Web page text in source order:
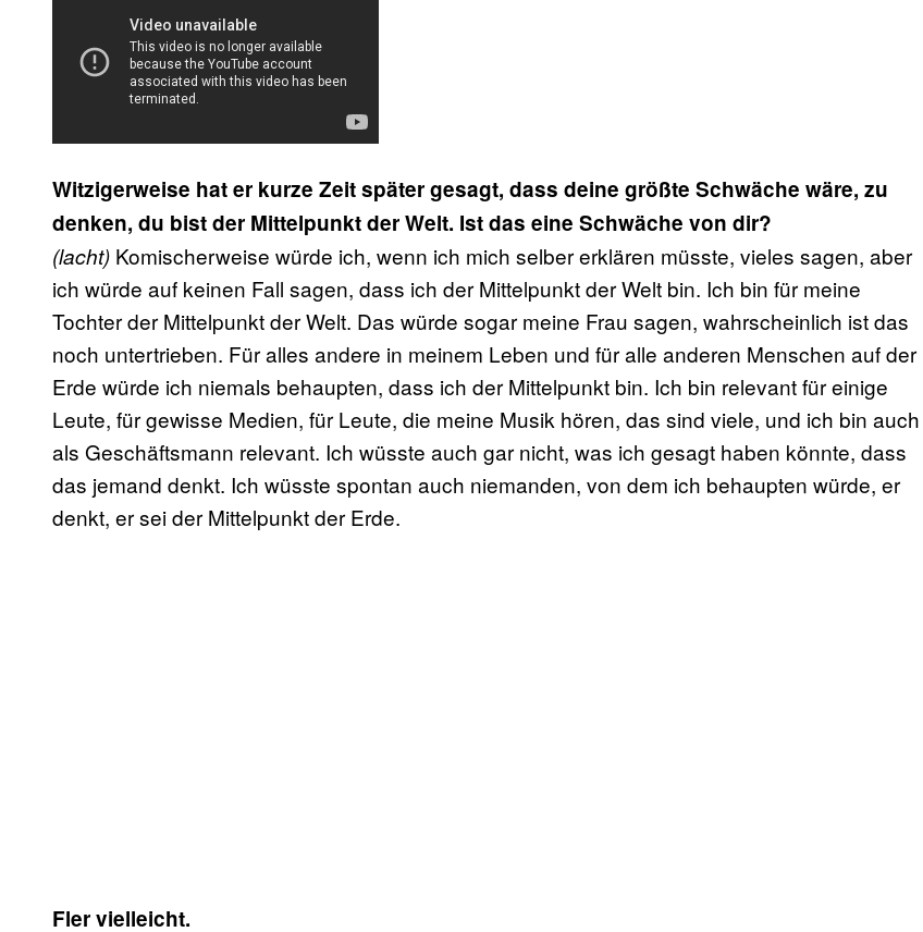
Witzigerweise hat er kurze Zeit später gesagt, dass deine größte Schwäche wäre, zu
denken, du bist der Mittelpunkt der Welt. Ist das eine Schwäche von dir?
(lacht) Komischerweise würde ich, wenn ich mich selber erklären müsste, vieles sagen, aber
ich würde auf keinen Fall sagen, dass ich der Mittelpunkt der Welt bin. Ich bin für meine
Tochter der Mittelpunkt der Welt. Das würde sogar meine Frau sagen, wahrscheinlich ist das
noch untertrieben. Für alles andere in meinem Leben und für alle anderen Menschen auf der
Erde würde ich niemals behaupten, dass ich der Mittelpunkt bin. Ich bin relevant für einige
Leute, für gewisse Medien, für Leute, die meine Musik hören, das sind viele, und ich bin auch
als Geschäftsmann relevant. Ich wüsste auch gar nicht, was ich gesagt haben könnte, dass
das jemand denkt. Ich wüsste spontan auch niemanden, von dem ich behaupten würde, er
denkt, er sei der Mittelpunkt der Erde.
Fler vielleicht.